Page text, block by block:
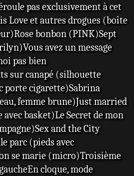
pas exclusivement à cet
Love et autres drogues (boîte
bonbon (PINK)Sept
avez un message
pas bien
sur canapé (silhouette
porte cigarette)Sabrina
femme brune)Just married
basket)Le Secret de mon
and the City
parc (pieds avec
se marie (micro)Troisième
cloque, mode